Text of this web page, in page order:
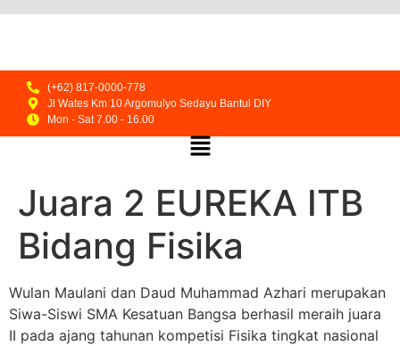
(+62) 817-0000-778
Jl Wates Km 10 Argomulyo Sedayu Bantul DIY
Mon - Sat 7.00 - 16.00
Juara 2 EUREKA ITB
Bidang Fisika
Wulan Maulani dan Daud Muhammad Azhari merupakan
Siwa-Siswi SMA Kesatuan Bangsa berhasil meraih juara
II pada ajang tahunan kompetisi Fisika tingkat nasional